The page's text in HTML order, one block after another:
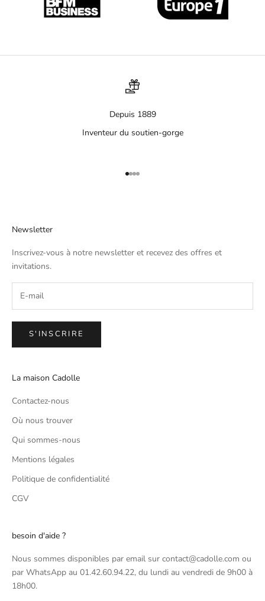
Depuis 1889
Inventeur du soutien-gorge
Aller à l'élément 1
Aller à l'élément 2
Aller à l'élément 3
Aller à l'élément 4
Newsletter
Inscrivez-vous à notre newsletter et recevez des offres et
invitations.
S'INSCRIRE
La maison Cadolle
Contactez-nous
Où nous trouver
Qui sommes-nous
Mentions légales
Politique de confidentialité
CGV
besoin d'aide ?
Nous sommes disponibles par email sur contact@cadolle.com ou
par WhatsApp au 01.42.60.94.22, du lundi au vendredi de 9h00 à
18h00.